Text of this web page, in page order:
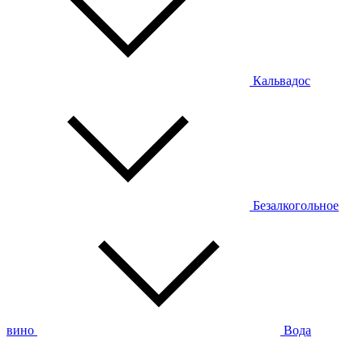
Кальвадос
Безалкогольное
вино Вода